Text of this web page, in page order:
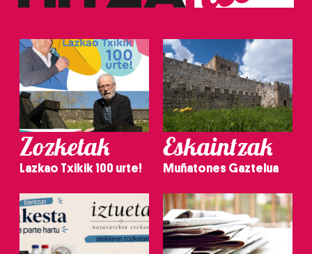
Zozketak
Lazkao Txikik 100 urte!
Eskaintzak
Muñatones Gaztelua